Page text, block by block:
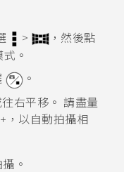
>
，然後點
式。
。
右平移。 請盡量
，以自動拍攝相
。